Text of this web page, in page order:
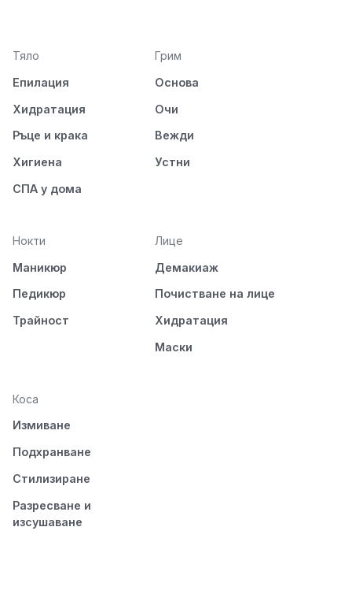
Тяло
Епилация
Хидратация
Ръце и крака
Хигиена
СПА у дома
Грим
Основа
Очи
Вежди
Устни
Нокти
Маникюр
Педикюр
Трайност
Лице
Демакиаж
Почистване на лице
Хидратация
Маски
Коса
Измиване
Подхранване
Стилизиране
Разресване и
изсушаване